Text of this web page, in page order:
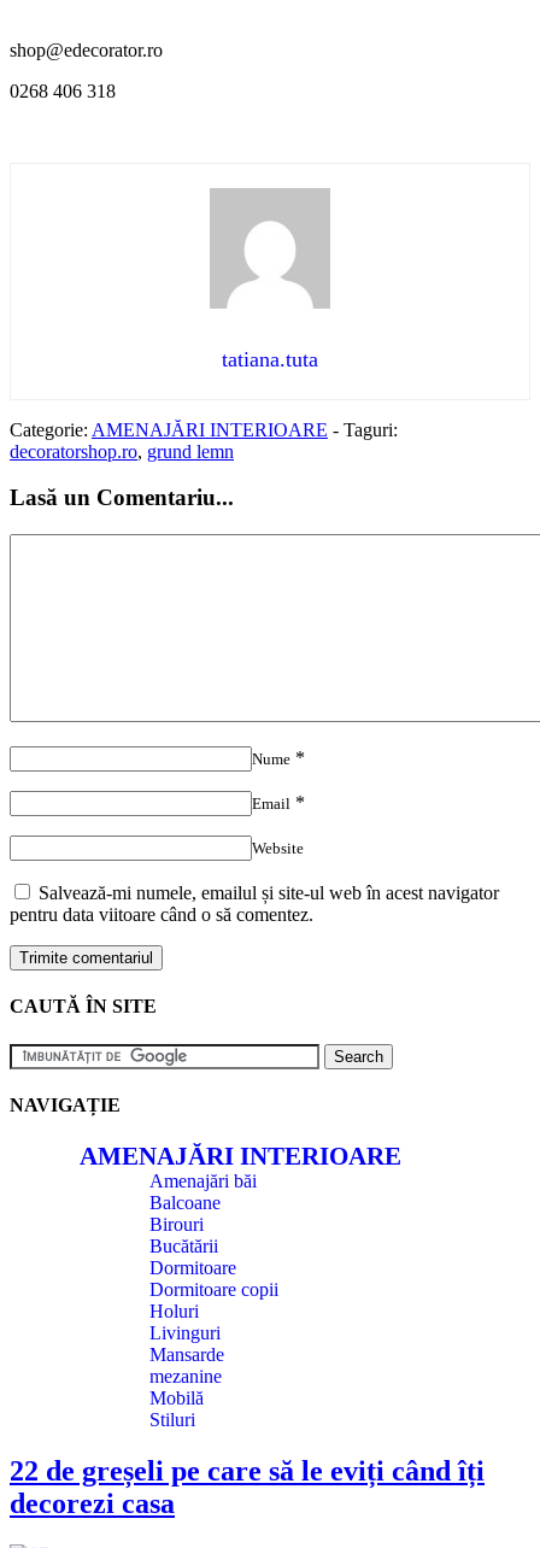
shop@edecorator.ro
0268 406 318
tatiana.tuta
Categorie: AMENAJĂRI INTERIOARE - Taguri:
decoratorshop.ro, grund lemn
Lasă un Comentariu...
Nume *
Email *
Website
Salvează-mi numele, emailul și site-ul web în acest navigator
pentru data viitoare când o să comentez.
CAUTĂ ÎN SITE
NAVIGAȚIE
AMENAJĂRI INTERIOARE
Amenajări băi
Balcoane
Birouri
Bucătării
Dormitoare
Dormitoare copii
Holuri
Livinguri
Mansarde
mezanine
Mobilă
Stiluri
22 de greșeli pe care să le eviți când îți
decorezi casa